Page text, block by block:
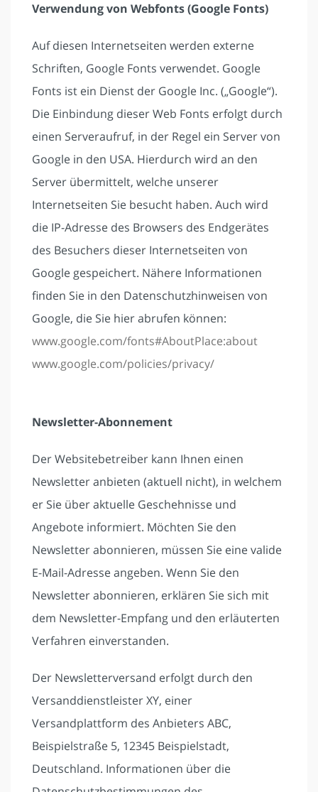
Verwendung von Webfonts (Google Fonts)
Auf diesen Internetseiten werden externe
Schriften, Google Fonts verwendet. Google
Fonts ist ein Dienst der Google Inc. („Google“).
Die Einbindung dieser Web Fonts erfolgt durch
einen Serveraufruf, in der Regel ein Server von
Google in den USA. Hierdurch wird an den
Server übermittelt, welche unserer
Internetseiten Sie besucht haben. Auch wird
die IP-Adresse des Browsers des Endgerätes
des Besuchers dieser Internetseiten von
Google gespeichert. Nähere Informationen
finden Sie in den Datenschutzhinweisen von
Google, die Sie hier abrufen können:
www.google.com/fonts#AboutPlace:about
www.google.com/policies/privacy/
Newsletter-Abonnement
Der Websitebetreiber kann Ihnen einen
Newsletter anbieten (aktuell nicht), in welchem
er Sie über aktuelle Geschehnisse und
Angebote informiert. Möchten Sie den
Newsletter abonnieren, müssen Sie eine valide
E-Mail-Adresse angeben. Wenn Sie den
Newsletter abonnieren, erklären Sie sich mit
dem Newsletter-Empfang und den erläuterten
Verfahren einverstanden.
Der Newsletterversand erfolgt durch den
Versanddienstleister XY, einer
Versandplattform des Anbieters ABC,
Beispielstraße 5, 12345 Beispielstadt,
Deutschland. Informationen über die